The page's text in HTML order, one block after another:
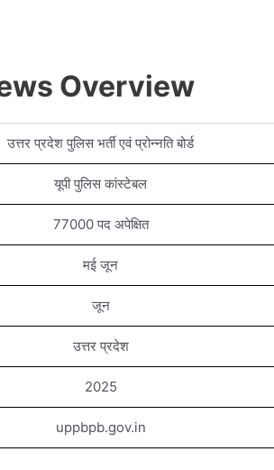
Overview
उत्तर प्रदेश पुलिस भर्ती एवं प्रोन्नति बोर्ड
यूपी पुलिस कांस्टेबल
77000 पद अपेक्षित
मई जून
जून
उत्तर प्रदेश
2025
uppbpb.gov.in